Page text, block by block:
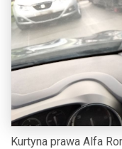
Kurtyna prawa Alfa